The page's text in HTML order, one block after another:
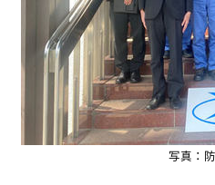
写真：